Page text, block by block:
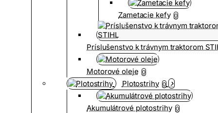
Zametacie kefy 0
Príslušenstvo k trávnym traktorom
Motorové oleje 0
Plotostrihy 0
Akumulátrové plotostrihy 0